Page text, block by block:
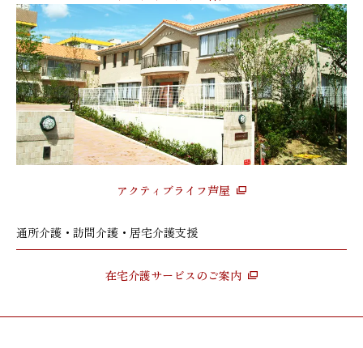
アクティブライフ芦屋
通所介護・訪問介護・居宅介護支援
在宅介護サービスのご案内